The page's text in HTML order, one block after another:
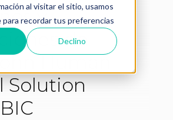
al visitar el sitio, usamos
para recordar tus preferencias
Declino
y
de
Human
Solution